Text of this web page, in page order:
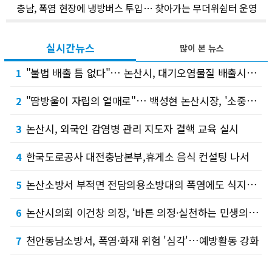
충남, 폭염 현장에 냉방버스 투입… 찾아가는 무더위쉼터 운영
실시간뉴스
1 "불법 배출 틈 없다"… 논산시, 대기오염물질 배출시설 합동단속
2 "땀방울이 자립의 열매로"… 백성현 논산시장, '소중한사람들'에 든든한 응원
3 논산시, 외국인 감염병 관리 지도자 결핵 교육 실시
4 한국도로공사 대전충남본부,휴게소 음식 컨설팅 나서
5 논산소방서 부적면 전담의용소방대의 폭염에도 식지 않는 봉사정신 '눈길'
6 논산시의회 이건창 의장, ‘바른 의정·실천하는 민생의회’ 본격화…핵심 4대 의정 방향 제시…
7 천안동남소방서, 폭염·화재 위험 '심각'…예방활동 강화
많이 본 뉴스